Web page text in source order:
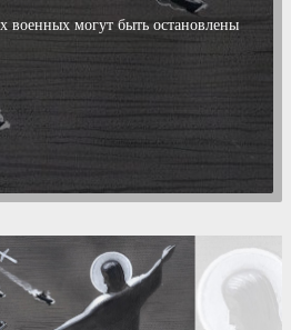
военных могут быть остановлены